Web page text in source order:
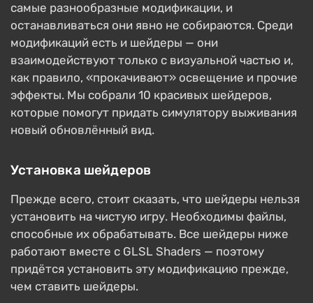
самые разнообразные модификации, и
останавливаться они явно не собираются. Среди
модификаций есть и шейдеры — они
взаимодействуют только с визуальной частью и,
как правило, «прокачивают» освещение и прочие
эффекты. Мы собрали 10 красивых шейдеров,
которые помогут придать симулятору выживания
новый обновлённый вид.
Установка шейдеров
Прежде всего, стоит сказать, что шейдеры нельзя
установить на чистую игру. Необходимы файлы,
способные их обрабатывать. Все шейдеры ниже
работают вместе с GLSL Shaders — поэтому
придётся установить эту модификацию прежде,
чем ставить шейдеры.